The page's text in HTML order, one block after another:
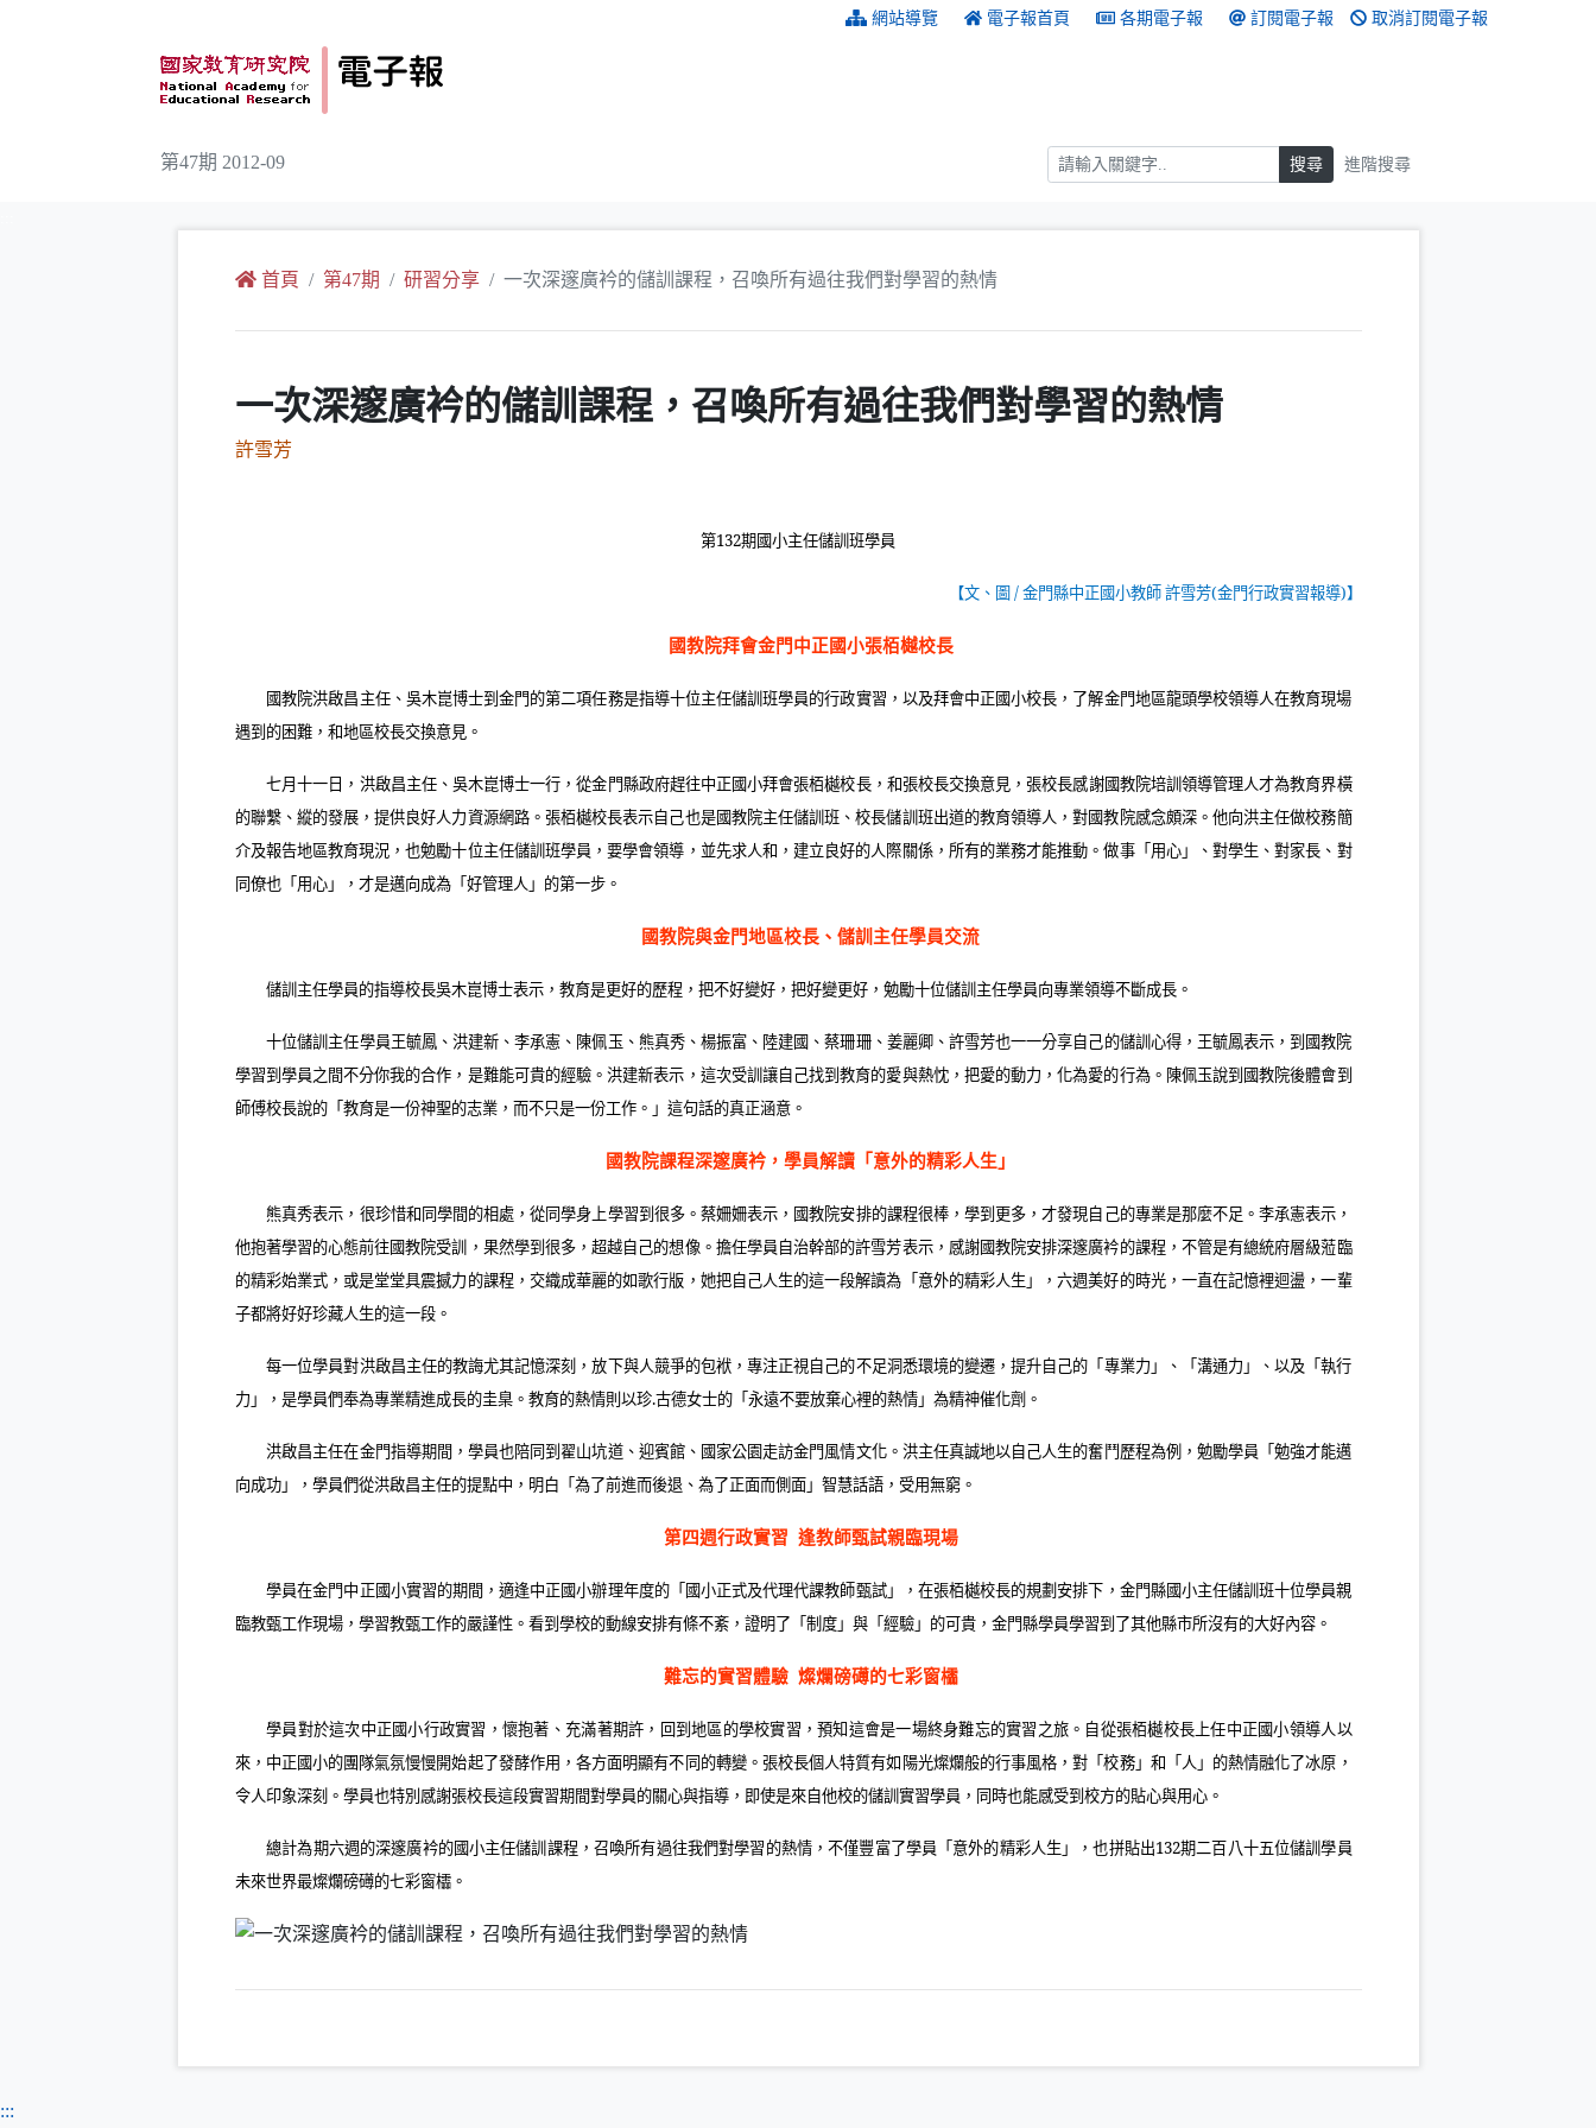
網站導覽 電子報首頁 各期電子報 訂閱電子報 取消訂閱電子報
第47期 2012-09 搜尋 搜尋 進階搜尋
首頁 第47期 研習分享 一次深邃廣衿的儲訓課程，召喚所有過往我們對學習的熱情
一次深邃廣衿的儲訓課程，召喚所有過往我們對學習的熱情
許雪芳
第132期國小主任儲訓班學員
【文、圖/金門縣中正國小教師 許雪芳(金門行政實習報導)】
國教院拜會金門中正國小張栢樾校長
國教院洪啟昌主任、吳木崑博士到金門的第二項任務是指導十位主任儲訓班學員的行政實習，以及拜會中正國小校長，了解金門地區龍頭學校領導人在教育現場
遇到的困難，和地區校長交換意見。
七月十一日 ，洪啟昌主任、吳木崑博士一行，從金門縣政府趕往中正國小拜會張栢樾校長，和張校長交換意見，張校長感謝國教院培訓領導管理人才為教育界橫
的聯繫、縱的發展，提供良好人力資源網路。張栢樾校長表示自己也是國教院主任儲訓班、校長儲訓班出道的教育領導人，對國教院感念頗深。他向洪主任做校務簡
介及報告地區教育現況，也勉勵十位主任儲訓班學員，要學會領導，並先求人和，建立良好的人際關係，所有的業務才能推動。做事「用心」、對學生、對家長、對
同僚也「用心」，才是邁向成為「好管理人」的第一步。
國教院與金門地區校長、儲訓主任學員交流
儲訓主任學員的指導校長吳木崑博士表示，教育是更好的歷程，把不好變好，把好變更好，勉勵十位儲訓主任學員向專業領導不斷成長。
十位儲訓主任學員王毓鳳、洪建新、李承憲、陳佩玉、熊真秀、楊振富、陸建國、蔡珊珊、姜麗卿、許雪芳也一一分享自己的儲訓心得，王毓鳳表示，到國教院
學習到學員之間不分你我的合作，是難能可貴的經驗。洪建新表示，這次受訓讓自己找到教育的愛與熱忱，把愛的動力，化為愛的行為。陳佩玉說到國教院後體會到
師傅校長說的「教育是一份神聖的志業，而不只是一份工作。」這句話的真正涵意。
國教院課程深邃廣衿，學員解讀「意外的精彩人生」
熊真秀表示，很珍惜和同學間的相處，從同學身上學習到很多。蔡姍姍表示，國教院安排的課程很棒，學到更多，才發現自己的專業是那麼不足。李承憲表示，
他抱著學習的心態前往國教院受訓，果然學到很多，超越自己的想像。擔任學員自治幹部的許雪芳表示，感謝國教院安排深邃廣衿的課程，不管是有總統府層級蒞臨
的精彩始業式，或是堂堂具震撼力的課程，交織成華麗的如歌行版，她把自己人生的這一段解讀為「意外的精彩人生」，六週美好的時光，一直在記憶裡迴盪，一輩
子都將好好珍藏人生的這一段。
每一位學員對洪啟昌主任的教誨尤其記憶深刻，放下與人競爭的包袱，專注正視自己的不足洞悉環境的變遷，提升自己的「專業力」、「溝通力」、以及「執行
力」，是學員們奉為專業精進成長的圭臬。教育的熱情則以珍.古德女士的「永遠不要放棄心裡的熱情」為精神催化劑。
洪啟昌主任在金門指導期間，學員也陪同到翟山坑道、迎賓館、國家公園走訪金門風情文化。洪主任真誠地以自己人生的奮鬥歷程為例，勉勵學員「勉強才能邁
向成功」，學員們從洪啟昌主任的提點中，明白「為了前進而後退、為了正面而側面」智慧話語，受用無窮。
第四週行政實習 逢教師甄試親臨現場
學員在金門中正國小實習的期間，適逢中正國小辦理年度的「國小正式及代理代課教師甄試」，在張栢樾校長的規劃安排下，金門縣國小主任儲訓班十位學員親
臨教甄工作現場，學習教甄工作的嚴謹性。看到學校的動線安排有條不紊，證明了「制度」與「經驗」的可貴，金門縣學員學習到了其他縣市所沒有的大好內容。
難忘的實習體驗 燦爛磅礡的七彩窗櫺
學員對於這次中正國小行政實習，懷抱著、充滿著期許，回到地區的學校實習，預知這會是一場終身難忘的實習之旅。自從張栢樾校長上任中正國小領導人以
來，中正國小的團隊氣氛慢慢開始起了發酵作用，各方面明顯有不同的轉變。張校長個人特質有如陽光燦爛般的行事風格，對「校務」和「人」的熱情融化了冰原，
令人印象深刻。學員也特別感謝張校長這段實習期間對學員的關心與指導，即使是來自他校的儲訓實習學員，同時也能感受到校方的貼心與用心。
總計為期六週的深邃廣衿的國小主任儲訓課程，召喚所有過往我們對學習的熱情，不僅豐富了學員「意外的精彩人生」，也拼貼出132期二百八十五位儲訓學員
未來世界最燦爛磅礡的七彩窗櫺。
:::